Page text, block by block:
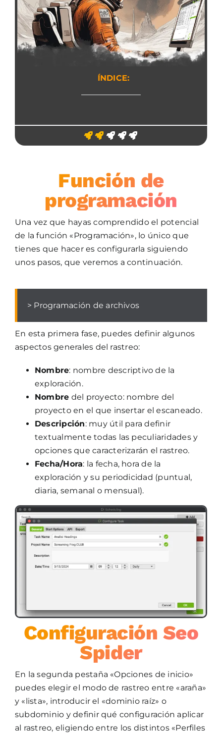
ÍNDICE:
Función de
programación
Una vez que hayas comprendido el potencial
de la función «Programación», lo único que
tienes que hacer es configurarla siguiendo
unos pasos, que veremos a continuación.
> Programación de archivos
En esta primera fase, puedes definir algunos
aspectos generales del rastreo:
Nombre: nombre descriptivo de la
exploración.
Nombre del proyecto: nombre del
proyecto en el que insertar el escaneado.
Descripción: muy útil para definir
textualmente todas las peculiaridades y
opciones que caracterizarán el rastreo.
Fecha/Hora: la fecha, hora de la
exploración y su periodicidad (puntual,
diaria, semanal o mensual).
Configuración Seo
Spider
En la segunda pestaña «Opciones de inicio»
puedes elegir el modo de rastreo entre «araña»
y «lista», introducir el «dominio raíz» o
subdominio y definir qué configuración aplicar
al rastreo, eligiendo entre los distintos «Perfiles